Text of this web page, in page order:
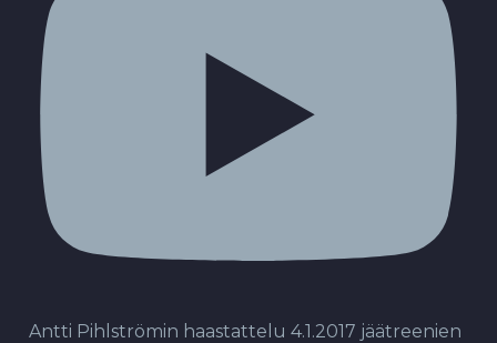
Antti Pihlströmin haastattelu 4.1.2017 jäätreenien